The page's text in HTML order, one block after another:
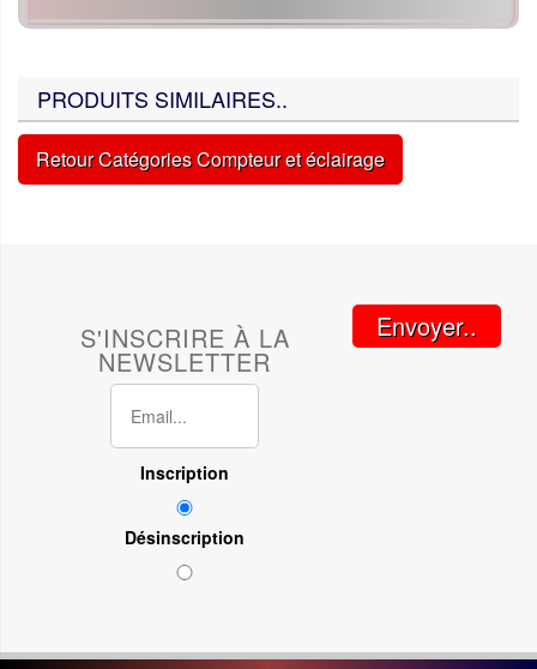
PRODUITS SIMILAIRES..
Retour Catégories Compteur et éclairage
S'INSCRIRE À LA
NEWSLETTER
Inscription
Désinscription
Envoyer..